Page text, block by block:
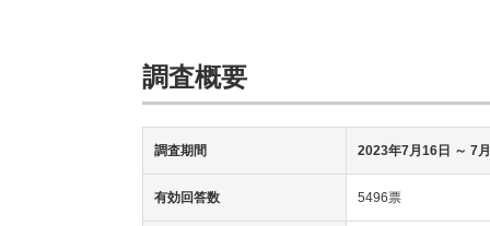
調査概要
調査期間 2023年7月16日 ～ 7
有効回答数 5496票